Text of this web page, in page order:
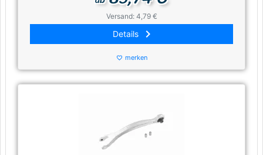
Versand: 4,79 €
Details keyboard_arrow_right
favorite_border merken